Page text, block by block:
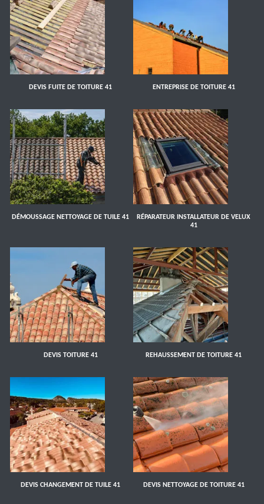
DEVIS FUITE DE TOITURE 41 ENTREPRISE DE TOITURE 41
DÉMOUSSAGE NETTOYAGE DE TUILE 41
RÉPARATEUR INSTALLATEUR DE VELUX
41
DEVIS TOITURE 41 REHAUSSEMENT DE TOITURE 41
DEVIS CHANGEMENT DE TUILE 41 DEVIS NETTOYAGE DE TOITURE 41